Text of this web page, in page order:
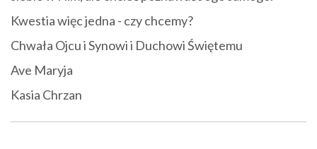
Kwestia więc jedna - czy chcemy?
Chwała Ojcu i Synowi i Duchowi Świętemu
Ave Maryja
Kasia Chrzan